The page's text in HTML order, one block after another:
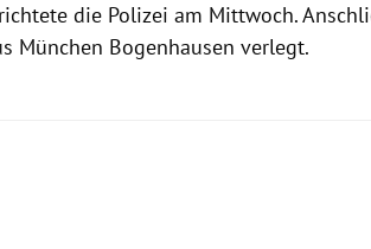
die Polizei am Mittwoch.
München Bogenhausen verlegt.